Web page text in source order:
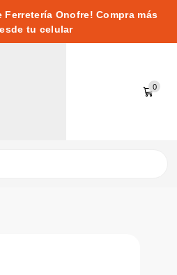
Ferretería Onofre! Compra más
tu celular
0